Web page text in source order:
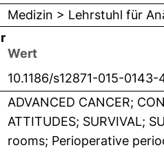
Medizin > Lehrstuhl für
Wert
10.1186/s12871-015-0143-
ADVANCED CANCER;
ATTITUDES; SURVIVAL;
rooms; Perioperative